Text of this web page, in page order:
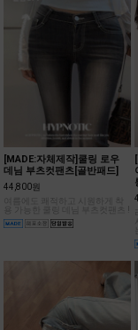
[MADE:자체제작]쿨링 로우
데님 부츠컷팬츠[골반패드]
44,800원
여름에도 쾌적하고 시원하게 착
용 가능한 쿨링 데님 부츠컷팬츠 !